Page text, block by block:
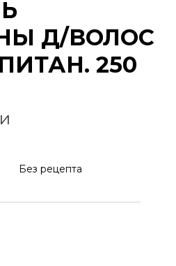
Д/ВОЛОС
250
Без рецепта